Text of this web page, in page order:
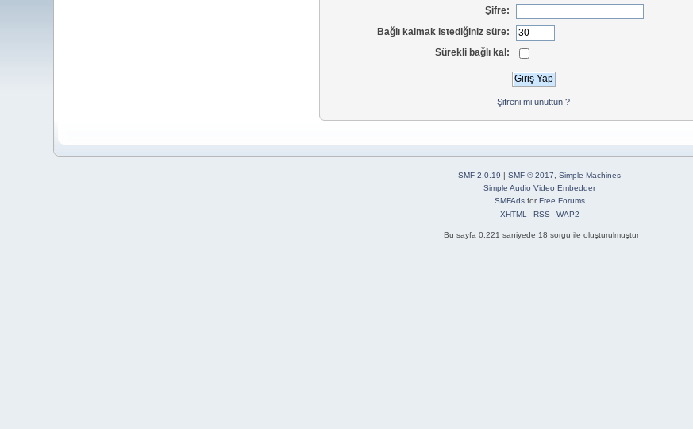
Şifre:
Bağlı kalmak istediğiniz süre:
Sürekli bağlı kal:
Şifreni mi unuttun ?
SMF 2.0.19 SMF © 2017, Simple Machines
Simple Audio Video Embedder
SMFAdsfor Free Forums
XHTML
RSS WAP2
Bu sayfa 0.221 saniyede 18 sorgu ile oluşturulmuştur